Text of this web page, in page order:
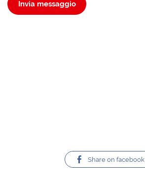
Invia messaggio
Share on facebook